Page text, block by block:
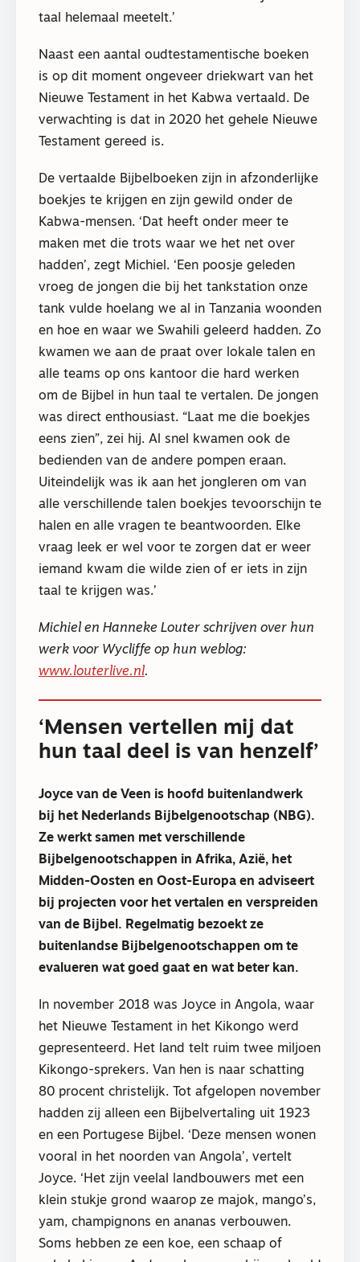
taal helemaal meetelt.’
Naast een aantal oudtestamentische boeken
is op dit moment ongeveer driekwart van het
Nieuwe Testament in het Kabwa vertaald. De
verwachting is dat in 2020 het gehele Nieuwe
Testament gereed is.
De vertaalde Bijbelboeken zijn in afzonderlijke
boekjes te krijgen en zijn gewild onder de
Kabwa-mensen. ‘Dat heeft onder meer te
maken met die trots waar we het net over
hadden’, zegt Michiel. ‘Een poosje geleden
vroeg de jongen die bij het tankstation onze
tank vulde hoelang we al in Tanzania woonden
en hoe en waar we Swahili geleerd hadden. Zo
kwamen we aan de praat over lokale talen en
alle teams op ons kantoor die hard werken
om de Bijbel in hun taal te vertalen. De jongen
was direct enthousiast. “Laat me die boekjes
eens zien”, zei hij. Al snel kwamen ook de
bedienden van de andere pompen eraan.
Uiteindelijk was ik aan het jongleren om van
alle verschillende talen boekjes tevoorschijn te
halen en alle vragen te beantwoorden. Elke
vraag leek er wel voor te zorgen dat er weer
iemand kwam die wilde zien of er iets in zijn
taal te krijgen was.’
Michiel en Hanneke Louter schrijven over hun
werk voor Wycliffe op hun weblog:
www.louterlive.nl.
‘Mensen vertellen mij dat
hun taal deel is van henzelf’
Joyce van de Veen is hoofd buitenlandwerk
bij het Nederlands Bijbelgenootschap (NBG).
Ze werkt samen met verschillende
Bijbelgenootschappen in Afrika, Azië, het
Midden-Oosten en Oost-Europa en adviseert
bij projecten voor het vertalen en verspreiden
van de Bijbel. Regelmatig bezoekt ze
buitenlandse Bijbelgenootschappen om te
evalueren wat goed gaat en wat beter kan.
In november 2018 was Joyce in Angola, waar
het Nieuwe Testament in het Kikongo werd
gepresenteerd. Het land telt ruim twee miljoen
Kikongo-sprekers. Van hen is naar schatting
80 procent christelijk. Tot afgelopen november
hadden zij alleen een Bijbelvertaling uit 1923
en een Portugese Bijbel. ‘Deze mensen wonen
vooral in het noorden van Angola’, vertelt
Joyce. ‘Het zijn veelal landbouwers met een
klein stukje grond waarop ze majok, mango’s,
yam, champignons en ananas verbouwen.
Soms hebben ze een koe, een schaap of